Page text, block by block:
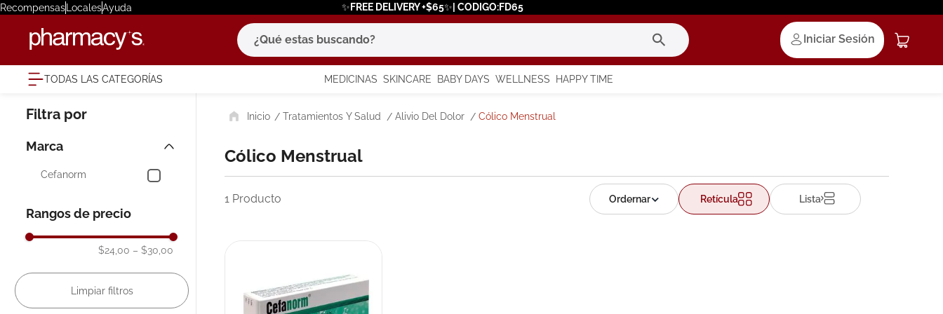
RecompensasLocalesAyuda ✨FREE DELIVERY +$65✨| CODIGO:FD65
¿Qué estas buscando?
Iniciar Sesión
TODAS LAS CATEGORÍAS MEDICINAS SKINCARE BABY DAYS WELLNESS HAPPY TIME
Marca
Cefanorm
Rangos de precio
$24,00 – $30,00
Tratamientos Y Salud Alivio Del Dolor Cólico Menstrual
Cólico Menstrual
1 Producto Retícula Lista
términos más buscados
1. eucerin
6. degraler
8. roche posay